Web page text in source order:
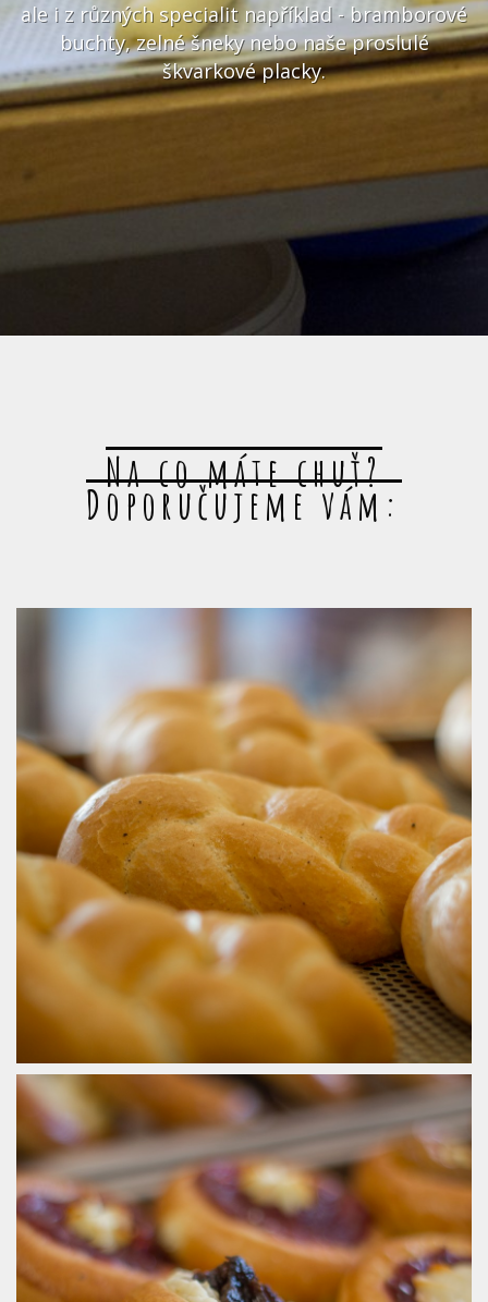
ale i z různých specialit například - bramborové
buchty, zelné šneky nebo naše proslulé
škvarkové placky.
Na co máte chuť?
Doporučujeme vám: